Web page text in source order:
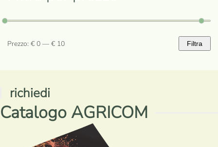
Prezzo
Prezzo
Filtra
Prezzo: € 0 — € 10
richiedi
Catalogo AGRICOM